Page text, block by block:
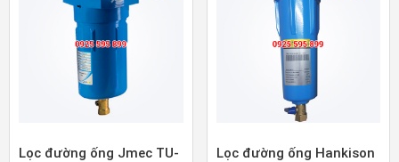
Lọc đường ống Jmec TU-
Lọc đường ống Hankison